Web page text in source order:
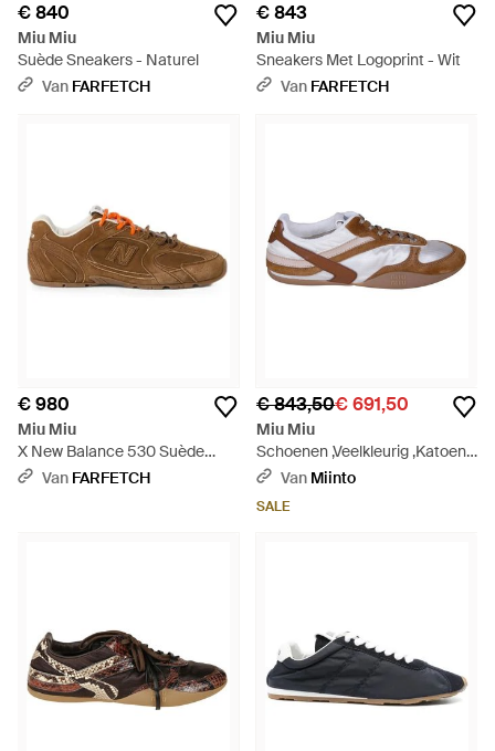
€ 840
Miu Miu
Suède Sneakers - Naturel
Van FARFETCH
€ 843
Miu Miu
Sneakers Met Logoprint - Wit
Van FARFETCH
€ 980
Miu Miu
X New Balance 530 Suède
Sneakers Met Logopatch -
Van FARFETCH
€ 843,50€ 691,50
Miu Miu
Schoenen ,Veelkleurig ,Katoen
Gymnasium Sneakers - Bruin
Van Miinto
SALE